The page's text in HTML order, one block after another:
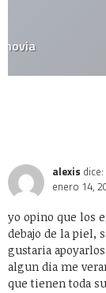
¿Cómo
alexis dice:
enero 14,
yo opino que los
debajo de la piel,
gustaria
algun dia me
que tienen toda